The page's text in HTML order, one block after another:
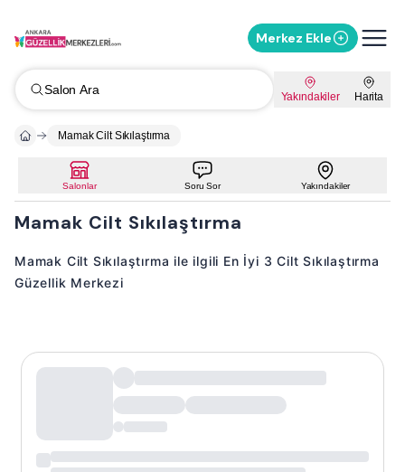
Merkez Ekle
Salon Ara Yakındakiler Harita
Mamak Cilt Sıkılaştırma
Salonlar Soru Sor Yakındakiler
Mamak Cilt Sıkılaştırma
Mamak Cilt Sıkılaştırma ile ilgili En İyi 3 Cilt Sıkılaştırma
Güzellik Merkezi